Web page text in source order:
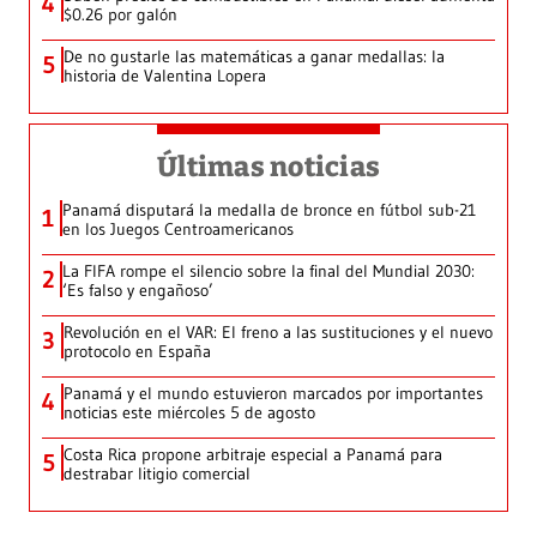
$0.26 por galón
5 De no gustarle las matemáticas a ganar medallas: la
historia de Valentina Lopera
Últimas noticias
1 Panamá disputará la medalla de bronce en fútbol sub-21
en los Juegos Centroamericanos
2 La FIFA rompe el silencio sobre la final del Mundial 2030:
‘Es falso y engañoso’
3 Revolución en el VAR: El freno a las sustituciones y el nuevo
protocolo en España
4 Panamá y el mundo estuvieron marcados por importantes
noticias este miércoles 5 de agosto
5 Costa Rica propone arbitraje especial a Panamá para
destrabar litigio comercial